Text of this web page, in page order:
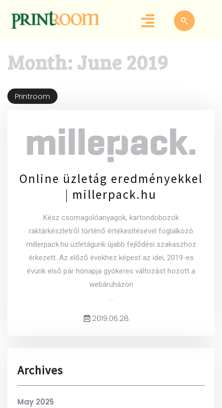
Month: June 2019
Printroom
Online üzletág eredményekkel
| millerpack.hu
Kész csomagolóanyagok, kartondobozok
raktárkészletről történő értékesítésével foglalkozó
millerpack.hu üzletágunk újabb fejlődési szakaszhoz
érkezett. Az előző évekhez képest az idei, 2019-es
évünk első pár hónapja gyökeres változást hozott a
webáruházon
...
2019.06.28.
Archives
May 2025